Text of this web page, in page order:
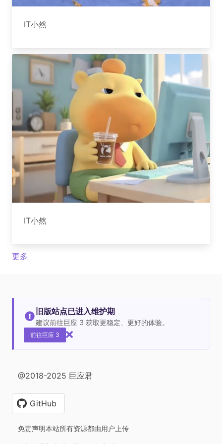
IT小然
IT小然
更多
旧版站点已进入维护期
建议前往巨应 3 获取更稳定、更好的体验。
前往巨应 3
@2018-2025 巨应君
GitHub
免责声明本站所有资源都由用户上传